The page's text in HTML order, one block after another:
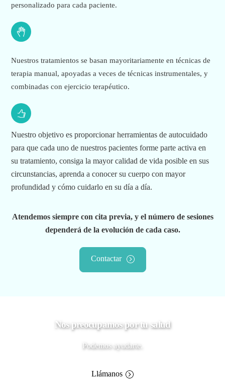
personalizado para cada paciente.
Nuestros tratamientos se basan mayoritariamente en técnicas de
terapia manual, apoyadas a veces de técnicas instrumentales, y
combinadas con ejercicio terapéutico.
Nuestro objetivo es proporcionar herramientas de autocuidado
para que cada uno de nuestros pacientes forme parte activa en
su tratamiento, consiga la mayor calidad de vidaposible en sus
circunstancias, aprenda a conocer su cuerpo con mayor
profundidad y cómo cuidarlo en su día a día.
Atendemos siempre con cita previa, y el número de sesiones
dependerá de la evolución de cada caso.
Contactar
Nos preocupamos por tu salud
Podemos ayudarte.
Llámanos